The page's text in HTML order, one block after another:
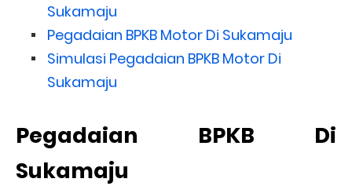
Sukamaju
Pegadaian BPKB Motor Di Sukamaju
Simulasi Pegadaian BPKB Motor Di
Sukamaju
Pegadaian BPKB Di
Sukamaju